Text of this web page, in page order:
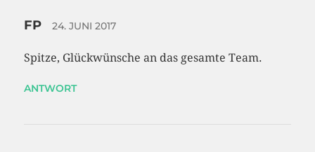
FP 24. JUNI 2017
Spitze, Glückwünsche an das gesamte Team.
ANTWORT